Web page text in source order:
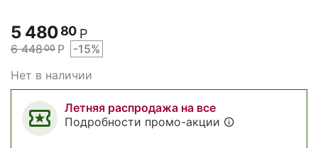
5 48080 Р
6 44800 Р
-15%
Нет в наличии
Летняя распродажа на все
Подробности промо-акции